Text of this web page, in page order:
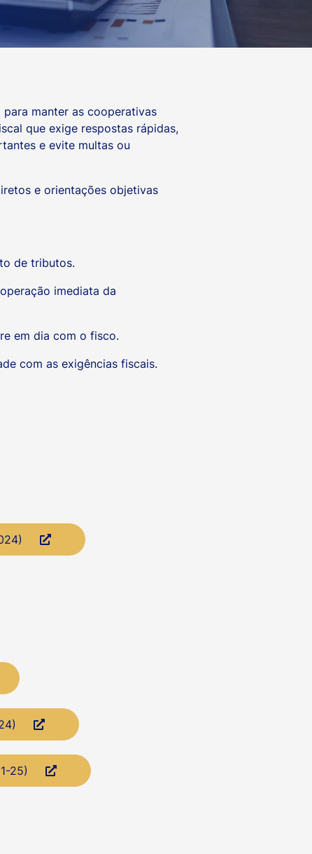
manter as cooperativas
que exige respostas rápidas,
e evite multas ou
e orientações objetivas
de tributos.
imediata da
em dia com o fisco.
com as exigências fiscais.
25)